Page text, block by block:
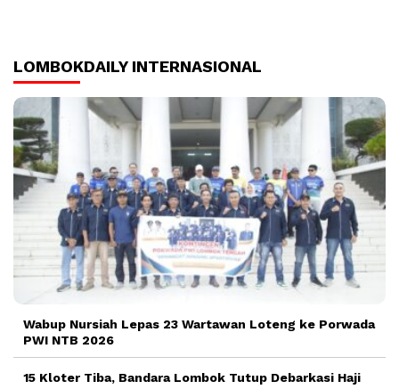
LOMBOKDAILY INTERNASIONAL
Wabup Nursiah Lepas 23 Wartawan Loteng ke Porwada
PWI NTB 2026
15 Kloter Tiba, Bandara Lombok Tutup Debarkasi Haji